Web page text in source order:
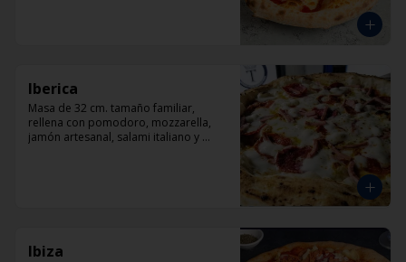
Iberica
Masa de 32 cm. tamaño familiar,
rellena con pomodoro, mozzarella,
jamón artesanal, salami italiano y
Ibiza